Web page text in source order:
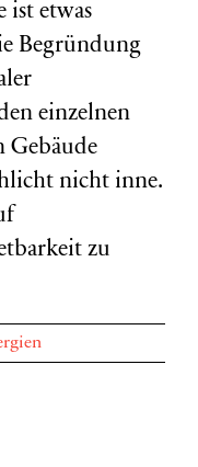
ist etwas
Begründung
einzelnen
Gebäude
nicht inne.
zu